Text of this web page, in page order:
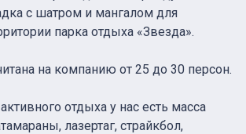
с шатром и мангалом для
парка отдыха «Звезда».
на компанию от 25 до 30 персон.
отдыха у нас есть масса
лазертаг, страйкбол,